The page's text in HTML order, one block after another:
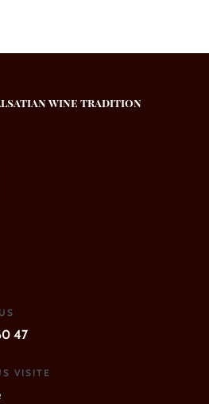
wine tradition
47
VISITE